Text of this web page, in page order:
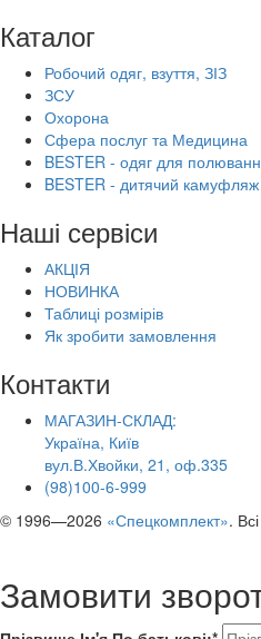
Каталог
Робочий одяг, взуття, ЗІЗ
ЗСУ
Охорона
Сфера послуг та Медицина
BESTER - одяг для
BESTER - дитячий камуфляж
Наші сервіси
АКЦІЯ
НОВИНКА
Таблиці розмірів
Як зробити замовлення
Контакти
МАГАЗИН-СКЛАД:
Україна, Київ
вул.В.Хвойки, 21, оф.335
(98)100-6-999
© 1996—2026 «Спецкомплект».
Замовити